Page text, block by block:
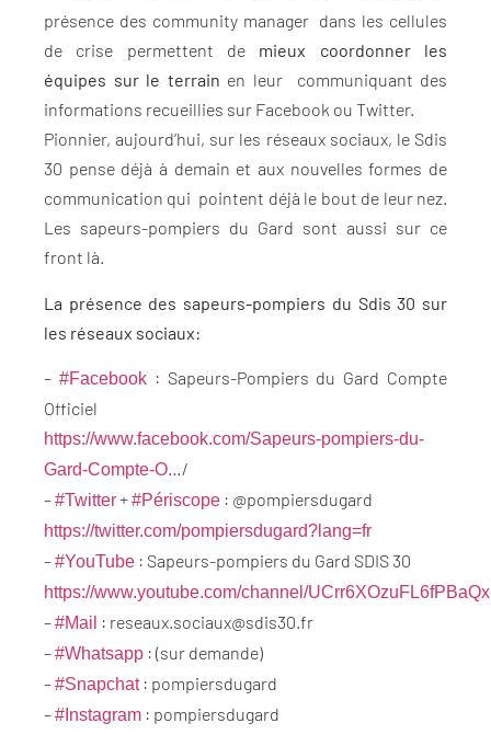
présence des community manager dans les cellules
de crise permettent de mieux coordonner les
équipes sur le terrain en leur communiquant des
informations recueillies sur Facebook ou Twitter.
Pionnier, aujourd’hui, sur les réseaux sociaux, le Sdis
30 pense déjà à demain et aux nouvelles formes de
communication qui pointent déjà le bout de leur nez.
Les sapeurs-pompiers du Gard sont aussi sur ce
front là.
La présence des sapeurs-pompiers du Sdis 30 sur
les réseaux sociaux:
– #Facebook: Sapeurs-Pompiers du Gard Compte
Officiel
https://www.facebook.com/Sapeurs-pompiers-du-
Gard-Compte-O…/
–#Twitter+#Périscope : @pompiersdugard
https://twitter.com/pompiersdugard?lang=fr
–#YouTube : Sapeurs-pompiers du Gard SDIS 30
https://www.youtube.com/channel/
–#Mail : reseaux.sociaux@sdis30.fr
–#Whatsapp : (sur demande)
–#Snapchat: pompiersdugard
–#Instagram : pompiersdugard